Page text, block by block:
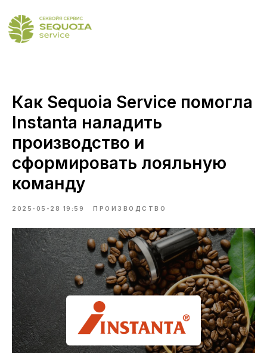
Как Sequoia Service помогла
Instanta наладить
производство и
сформировать лояльную
команду
2025-05-28 19:59 ПРОИЗВОДСТВО